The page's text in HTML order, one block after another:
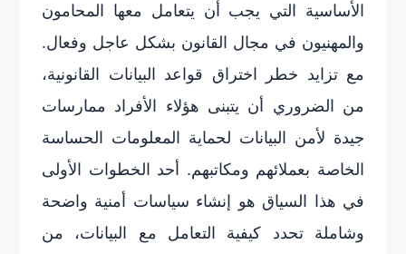
الأساسية التي يجب أن يتعامل معها المحامون
والمهنيون في مجال القانون بشكل عاجل وفعال.
مع تزايد خطر اختراق قواعد البيانات القانونية،
من الضروري أن يتبنى هؤلاء الأفراد ممارسات
جيدة لأمن البيانات لحماية المعلومات الحساسة
الخاصة بعملائهم ومكاتبهم. أحد الخطوات الأولى
في هذا السياق هو إنشاء سياسات أمنية واضحة
وشاملة تحدد كيفية التعامل مع البيانات، من